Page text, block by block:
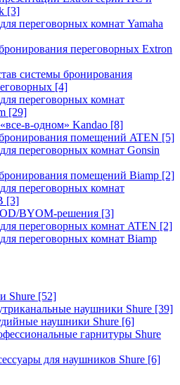
[3]
переговорных комнат Yamaha
переговорных Extron
системы бронирования
[4]
переговорных комнат
[29]
в-одном» Kandao [8]
помещений ATEN [5]
переговорных комнат Gonsin
помещений Biamp [2]
переговорных комнат
[3]
BYOM-решения [3]
переговорных комнат ATEN [2]
переговорных комнат Biamp
Shure [52]
наушники Shure [39]
наушники Shure [6]
гарнитуры Shure
для наушников Shure [6]